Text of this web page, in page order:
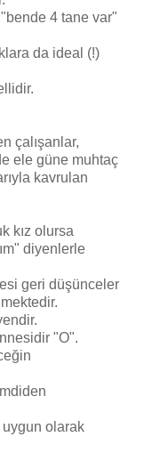
4 tane var"
da ideal (!)
çalışanlar,
ele güne muhtaç
kavrulan
kız olursa
diyenlerle
geri düşünceler
"O".
uygun olarak